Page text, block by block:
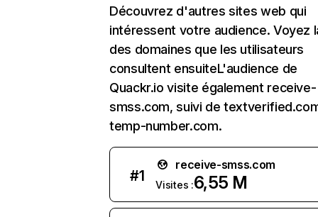
Découvrez d'autres sites web qui
intéressent votre audience. Voyez
des domaines que les utilisateurs
consultent ensuiteL'audience de
Quackr.io visite également receive-
smss.com, suivi de
temp-number.com.
#1
receive-smss.com
Visites :6,55 M